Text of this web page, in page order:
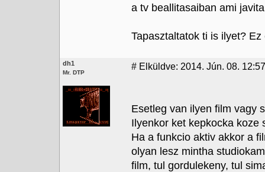
a tv beallitasaiban ami
Tapasztaltatok ti is ilyet?
dh1
Mr. DTP
# Elküldve: 2014. Jún. 08. 12:57
Esetleg van ilyen film vagy
Ilyenkor ket kepkocka koze
Ha a funkcio aktiv akkor a
olyan lesz mintha
film, tul gordulekeny, tul